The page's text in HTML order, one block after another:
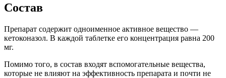
Состав
Препарат содержит одноименное активное вещество —
кетоконазол. В каждой таблетке его концентрация равна 200
мг.
Помимо того, в состав входят вспомогательные вещества,
которые не влияют на эффективность препарата и почти не